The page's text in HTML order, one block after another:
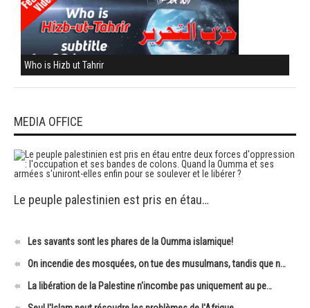
Who is Hizb ut Tahrir
MEDIA OFFICE
Le peuple palestinien est pris en étau…
Les savants sont les phares de la Oumma islamique!
On incendie des mosquées, on tue des musulmans, tandis que n…
La libération de la Palestine n'incombe pas uniquement au pe…